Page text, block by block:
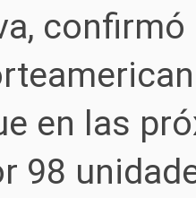
en las
98